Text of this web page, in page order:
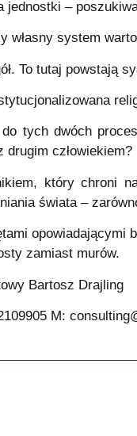
jednostki –
własny system
To tutaj powstają
tych dwóch
drugim człowiekiem?
który chroni
świata –
opowiadającymi
zamiast murów.
Bartosz Drajling
M: